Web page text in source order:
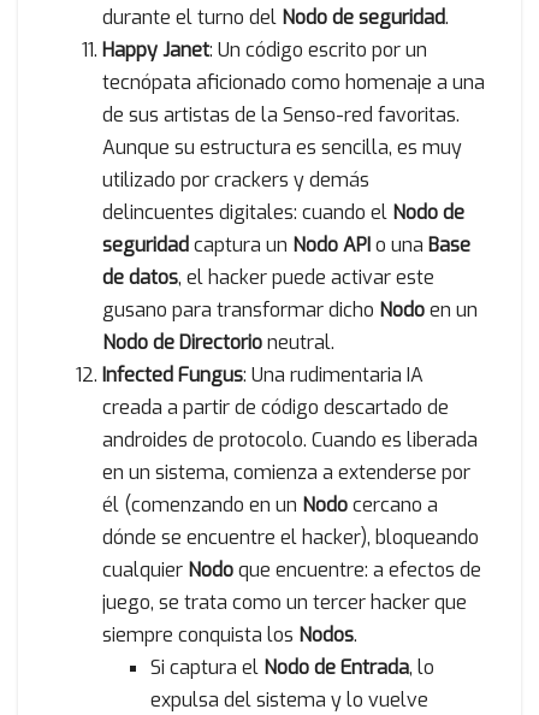
durante el turno del Nodo de seguridad.
Happy Janet: Un código escrito por un
tecnópata aficionado como homenaje a una
de sus artistas de la Senso-red favoritas.
Aunque su estructura es sencilla, es muy
utilizado por crackers y demás
delincuentes digitales: cuando el Nodo de
seguridad captura un Nodo APIo una Base
de datos, el hacker puede activar este
gusano para transformar dicho Nodoen un
Nodo de Directorioneutral.
Infected Fungus: Una rudimentaria IA
creada a partir de código descartado de
androides de protocolo. Cuando es liberada
en un sistema, comienza a extenderse por
él (comenzando en un Nodocercano a
dónde se encuentre el hacker), bloqueando
cualquier Nodoque encuentre: a efectos de
juego, se trata como un tercer hacker que
siempre conquista los Nodos.
Si captura el Nodo de Entrada, lo
expulsa del sistema y lo vuelve